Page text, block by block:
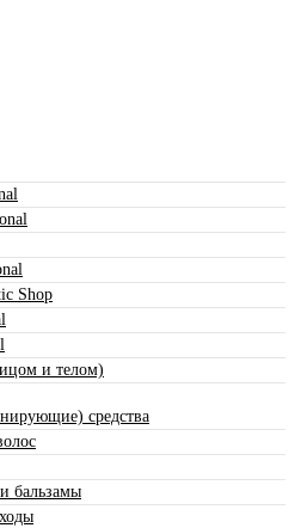
Shop
и телом)
средства
бальзамы